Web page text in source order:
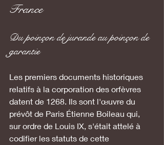
France
Du poinçon de jurande au poinçon de
garantie
Les premiers documents historiques
relatifs à la corporation des orfèvres
datent de 1268. Ils sont l'œuvre du
prévôt de Paris Étienne Boileau qui,
sur ordre de Louis IX, s'était attelé à
codifier les statuts de cette